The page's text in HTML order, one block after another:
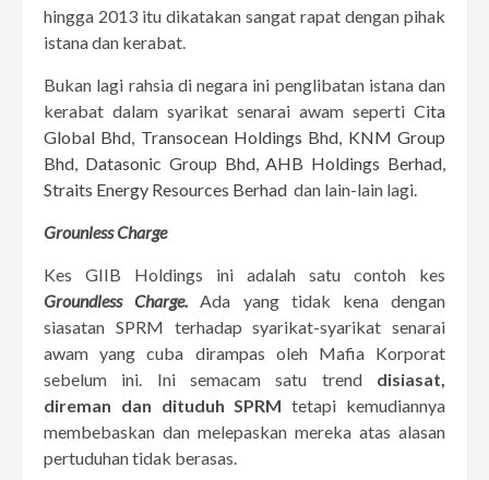
hingga 2013 itu dikatakan sangat rapat dengan pihak
istana dan kerabat.
Bukan lagi rahsia di negara ini penglibatan istana dan
kerabat dalam syarikat senarai awam seperti Cita
Global Bhd, Transocean Holdings Bhd, KNM Group
Bhd, Datasonic Group Bhd,AHB Holdings Berhad,
Straits Energy Resources Berhad dan lain-lain lagi.
Grounless Charge
Kes GIIB Holdings ini adalah satu contoh kes
Groundless Charge. Ada yang tidak kena dengan
siasatan SPRM terhadap syarikat-syarikat senarai
awam yang cuba dirampas oleh Mafia Korporat
sebelum ini. Ini semacam satu trend disiasat,
direman dan dituduh SPRM tetapi kemudiannya
membebaskan dan melepaskan mereka atas alasan
pertuduhan tidak berasas.